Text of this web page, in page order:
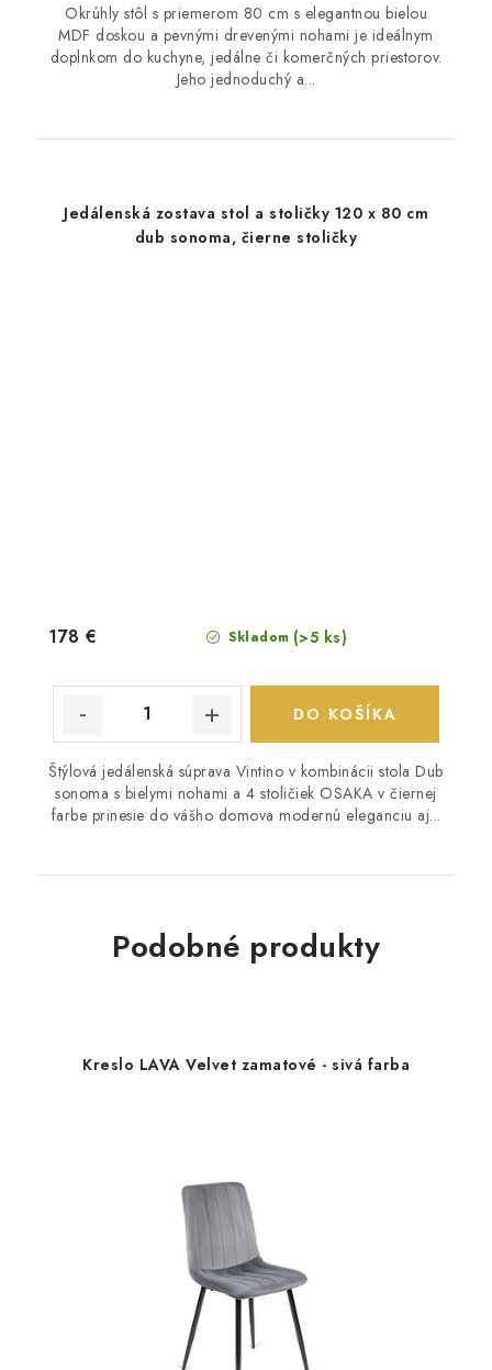
Okrúhly stôl s priemerom 80 cm s elegantnou bielou
MDF doskou a pevnými drevenými nohami je ideálnym
doplnkom do kuchyne, jedálne či komerčných priestorov.
Jeho jednoduchý a...
Jedálenská zostava stol a stoličky 120 x 80 cm
dub sonoma, čierne stoličky
Skladom (>5 ks)
178 €
DO KOŠÍKA
Štýlová jedálenská súprava Vintino v kombinácii stola Dub
sonoma s bielymi nohami a 4 stoličiek OSAKA v čiernej
farbe prinesie do vášho domova modernú eleganciu aj...
Podobné produkty
Kreslo LAVA Velvet zamatové - sivá farba